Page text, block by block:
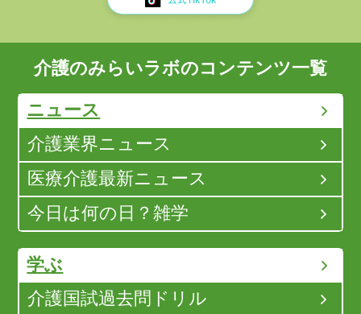
介護のみらいラボのコンテンツ一覧
ニュース
介護業界ニュース
医療介護最新ニュース
今日は何の日？雑学
学ぶ
介護国試過去問ドリル